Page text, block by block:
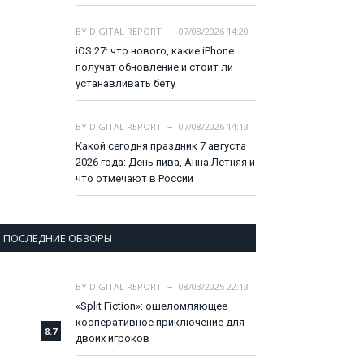
BY DIGITAL REPORT
07/08/2026 14:20
iOS 27: что нового, какие iPhone
получат обновление и стоит ли
устанавливать бету
BY DIGITAL REPORT
07/08/2026 14:13
Какой сегодня праздник 7 августа
2026 года: День пива, Анна Летняя и
что отмечают в России
ПОСЛЕДНИЕ ОБЗОРЫ
8.7
BY DIGITAL REPORT
08/03/2025 22:13
«Split Fiction»: ошеломляющее
кооперативное приключение для
двоих игроков